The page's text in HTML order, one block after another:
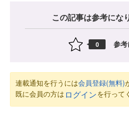
この記事は参考にな
0 参
連載通知を行うには会員登録(無料)
既に会員の方は ログインを行って